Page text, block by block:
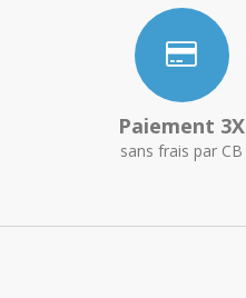
Paiement 3X
sans frais par CB